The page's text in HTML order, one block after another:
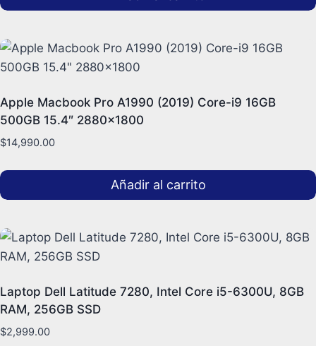
Apple Macbook Pro A1990 (2019) Core-i9 16GB
500GB 15.4″ 2880×1800
$14,990.00
Añadir al carrito
Laptop Dell Latitude 7280, Intel Core i5-6300U, 8GB
RAM, 256GB SSD
$2,999.00